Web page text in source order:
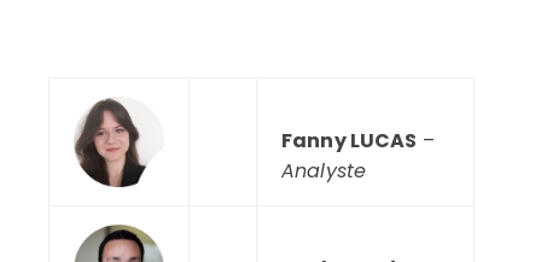
Fanny LUCAS –
Analyste